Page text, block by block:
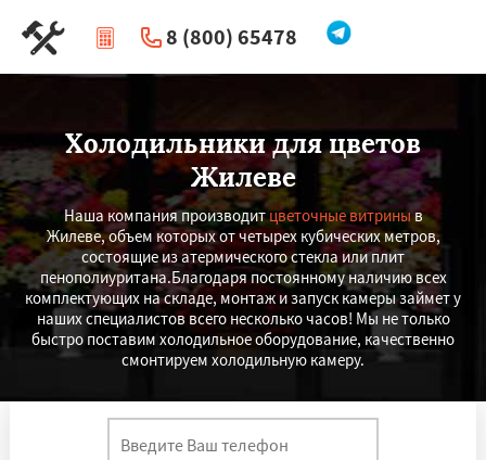
8 (800) 65478
| Перезвоните мне
Холодильники для цветов
Жилеве
Наша компания производитцветочные витриныв
Жилеве, объем которых от четырех кубических метров,
состоящие из атермического стекла или плит
пенополиуритана.Благодаря постоянному наличию всех
комплектующих на складе, монтаж и запуск камеры займет у
наших специалистов всего несколько часов! Мы не только
быстро поставим холодильное оборудование, качественно
смонтируем холодильную камеру.